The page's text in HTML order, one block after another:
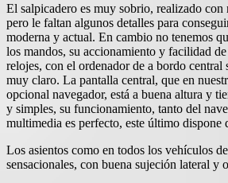
El salpicadero es muy sobrio, realizado con
pero le faltan algunos detalles para
moderna y actual. En cambio no tenemos
los mandos, su accionamiento y facilidad
relojes, con el ordenador de a bordo central
muy claro. La pantalla central, que en
opcional navegador, está a buena altura y
y simples, su funcionamiento, tanto del
multimedia es perfecto, este último
Los asientos como en todos los vehículos
sensacionales, con buena sujeción lateral y